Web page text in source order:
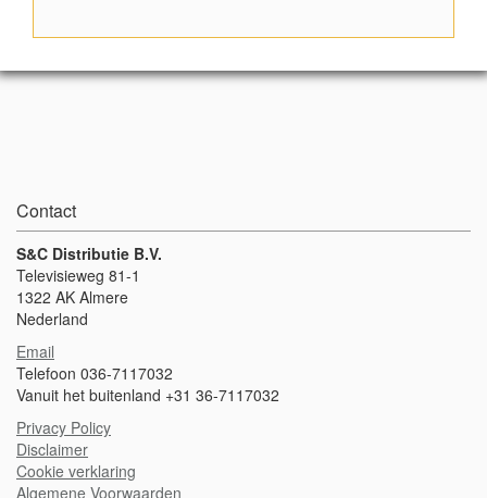
voor gebruik in ondiep water. Staphoogte 19 cm Afmetingen
Contact
S&C Distributie B.V.
Televisieweg 81-1
1322 AK Almere
Nederland
Email
Telefoon 036-7117032
Vanuit het buitenland +31 36-7117032
Privacy Policy
Disclaimer
Cookie verklaring
Algemene Voorwaarden